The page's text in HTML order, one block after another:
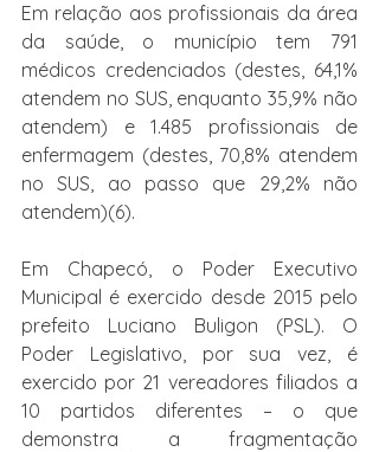
Em relação aos profissionais da área
da saúde, o município tem 791
médicos credenciados (destes, 64,1%
atendem no SUS, enquanto 35,9% não
atendem) e 1.485 profissionais de
enfermagem (destes, 70,8% atendem
no SUS, ao passo que 29,2% não
atendem)(6).
Em Chapecó, o Poder Executivo
Municipal é exercido desde 2015 pelo
prefeito Luciano Buligon (PSL). O
Poder Legislativo, por sua vez, é
exercido por 21 vereadores filiados a
10 partidos diferentes – o que
demonstra a fragmentação